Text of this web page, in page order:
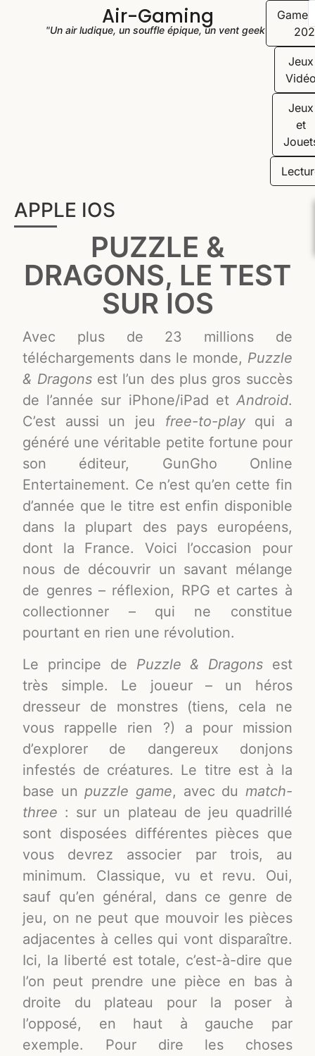
Air-Gaming
"Un air ludique, un souffle épique, un vent geek"
Jeux
Jeux
et
APPLE IOS
PUZZLE &
DRAGONS, LE TEST
SUR IOS
Avec plus de 23 millions de
téléchargements dans le monde, Puzzle
& Dragonsest l’un des plus gros succès
de l’année sur iPhone/iPad et Android.
C’est aussi un jeu free-to-playqui a
généré une véritable petite fortune pour
son éditeur, GunGho Online
Entertainement. Ce n’est qu’en cette fin
d’année que le titre est enfin disponible
dans la plupart des pays européens,
dont la France. Voici l’occasion pour
nous de découvrir un savant mélange
de genres – réflexion, RPG et cartes à
collectionner – qui ne constitue
pourtant en rien une révolution.
Le principe de Puzzle & Dragons est
très simple. Le joueur – un héros
dresseur de monstres (tiens, cela ne
vous rappelle rien ?) a pour mission
d’explorer de dangereux donjons
infestés de créatures. Le titre est à la
base un puzzle game, avec du match-
three : sur un plateau de jeu quadrillé
sont disposées différentes pièces que
vous devrez associer par trois, au
minimum. Classique, vu et revu. Oui,
sauf qu’en général, dans ce genre de
jeu, on ne peut que mouvoir les pièces
adjacentes à celles qui vont disparaître.
Ici, la liberté est totale, c’est-à-dire que
l’on peut prendre une pièce en bas à
droite du plateau pour la poser à
l’opposé, en haut à gauche par
exemple. Pour dire les choses